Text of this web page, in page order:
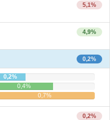
5,1%
4,9%
0,2%
0,2%
0,4%
0,7%
0,2%